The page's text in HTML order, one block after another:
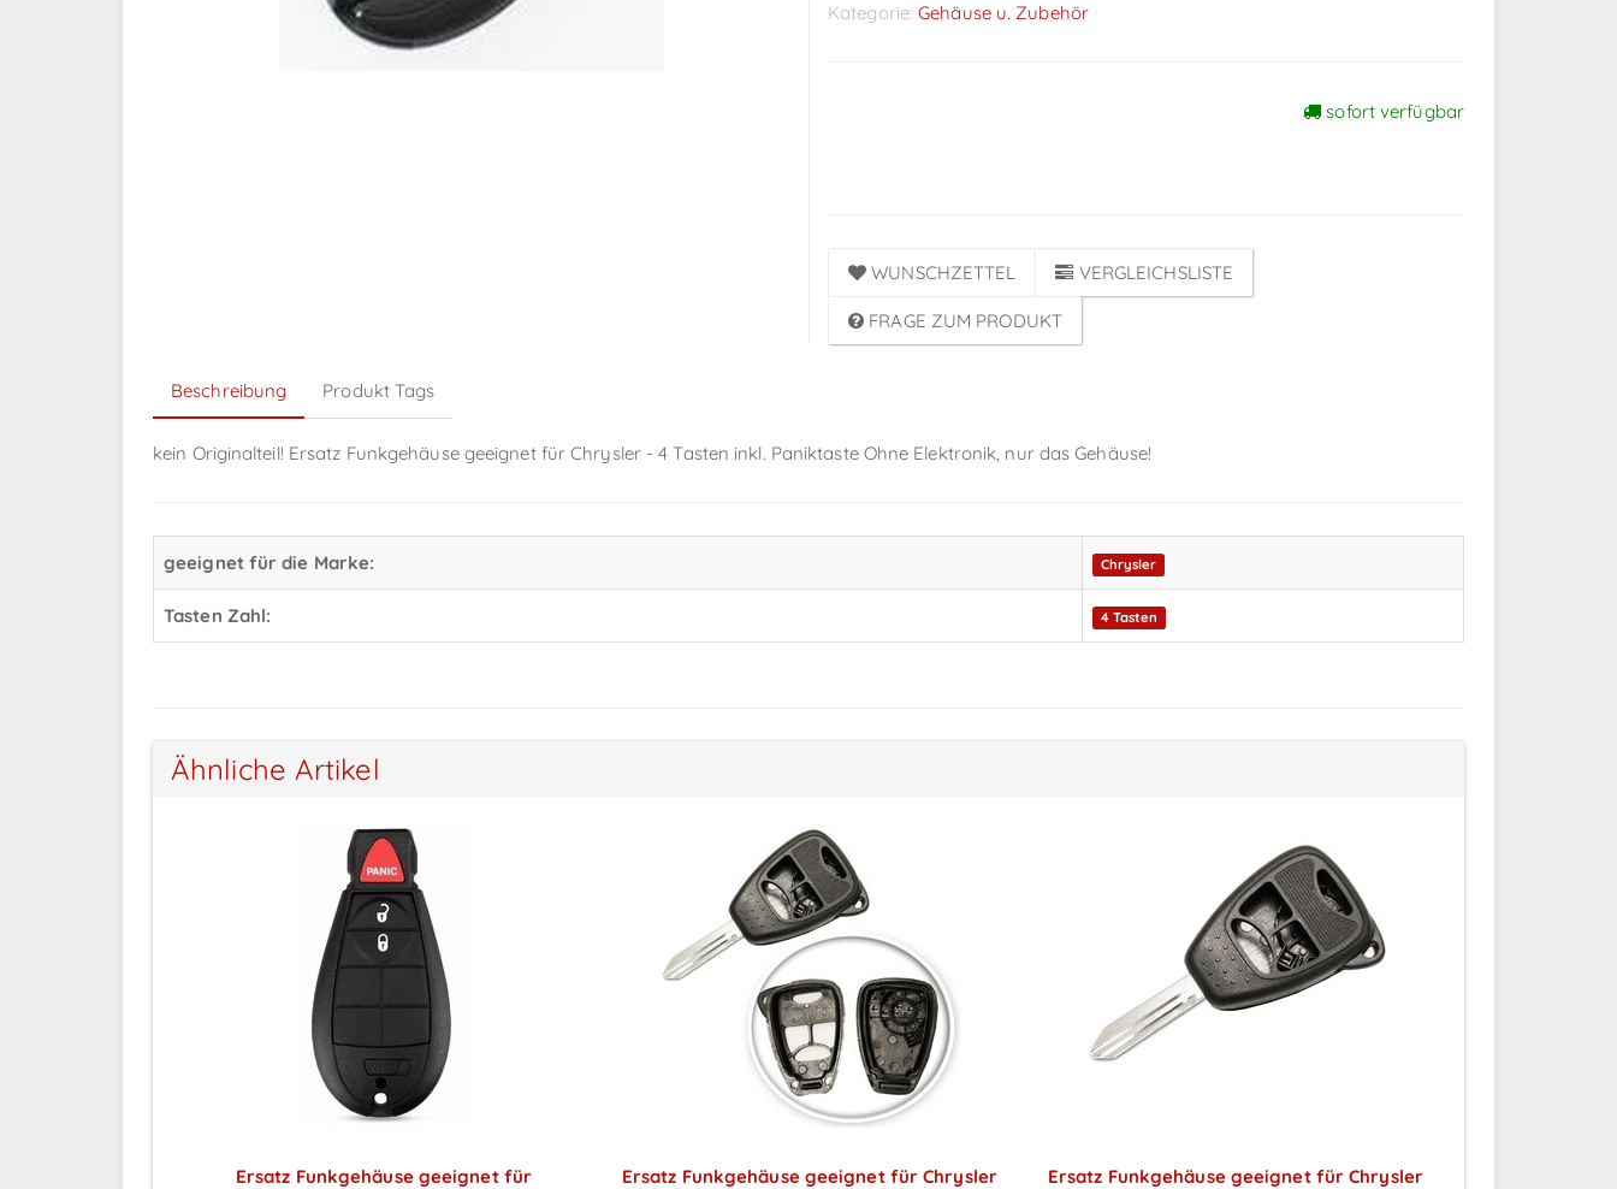
Kategorie:Gehäuse u. Zubehör
sofort verfügbar
WUNSCHZETTEL VERGLEICHSLISTE
FRAGE ZUM PRODUKT
Beschreibung Produkt Tags
kein Originalteil! Ersatz Funkgehäuse geeignet für Chrysler - 4 Tasten inkl. Paniktaste Ohne Elektronik, nur das Gehäuse!
geeignet für die Marke: Chrysler
Tasten Zahl: 4 Tasten
Ähnliche Artikel
Ersatz Funkgehäuse geeignet für
Ersatz Funkgehäuse geeignet für Chrysler
Ersatz Funkgehäuse geeignet für Chrysler